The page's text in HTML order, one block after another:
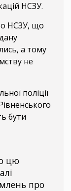
НСЗУ.
НСЗУ, що
а тому
не
поліції
бути
цю
про